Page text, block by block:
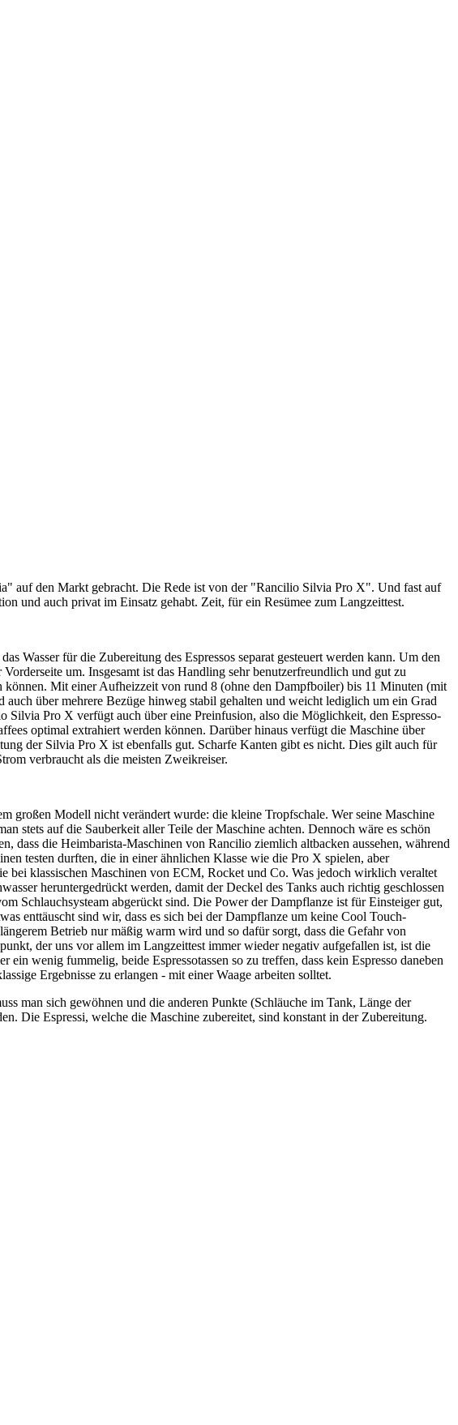
auf den Markt gebracht. Die Rede ist von der "Rancilio Silvia Pro X". Und fast auf
und auch privat im Einsatz gehabt. Zeit, für ein Resümee zum Langzeittest.
Wasser für die Zubereitung des Espressos separat gesteuert werden kann. Um den
um. Insgesamt ist das Handling sehr benutzerfreundlich und gut zu
Mit einer Aufheizzeit von rund 8 (ohne den Dampfboiler) bis 11 Minuten (mit
über mehrere Bezüge hinweg stabil gehalten und weicht lediglich um ein Grad
Pro X verfügt auch über eine Preinfusion, also die Möglichkeit, den Espresso-
optimal extrahiert werden können. Darüber hinaus verfügt die Maschine über
der Silvia Pro X ist ebenfalls gut. Scharfe Kanten gibt es nicht. Dies gilt auch für
verbraucht als die meisten Zweikreiser.
großen Modell nicht verändert wurde: die kleine Tropfschale. Wer seine Maschine
stets auf die Sauberkeit aller Teile der Maschine achten. Dennoch wäre es schön
dass die Heimbarista-Maschinen von Rancilio ziemlich altbacken aussehen, während
testen durften, die in einer ähnlichen Klasse wie die Pro X spielen, aber
bei klassischen Maschinen von ECM, Rocket und Co. Was jedoch wirklich veraltet
heruntergedrückt werden, damit der Deckel des Tanks auch richtig geschlossen
Schlauchsysteam abgerückt sind. Die Power der Dampflanze ist für Einsteiger gut,
enttäuscht sind wir, dass es sich bei der Dampflanze um keine Cool Touch-
Betrieb nur mäßig warm wird und so dafür sorgt, dass die Gefahr von
der uns vor allem im Langzeittest immer wieder negativ aufgefallen ist, ist die
wenig fummelig, beide Espressotassen so zu treffen, dass kein Espresso daneben
Ergebnisse zu erlangen - mit einer Waage arbeiten solltet.
man sich gewöhnen und die anderen Punkte (Schläuche im Tank, Länge der
Die Espressi, welche die Maschine zubereitet, sind konstant in der Zubereitung.